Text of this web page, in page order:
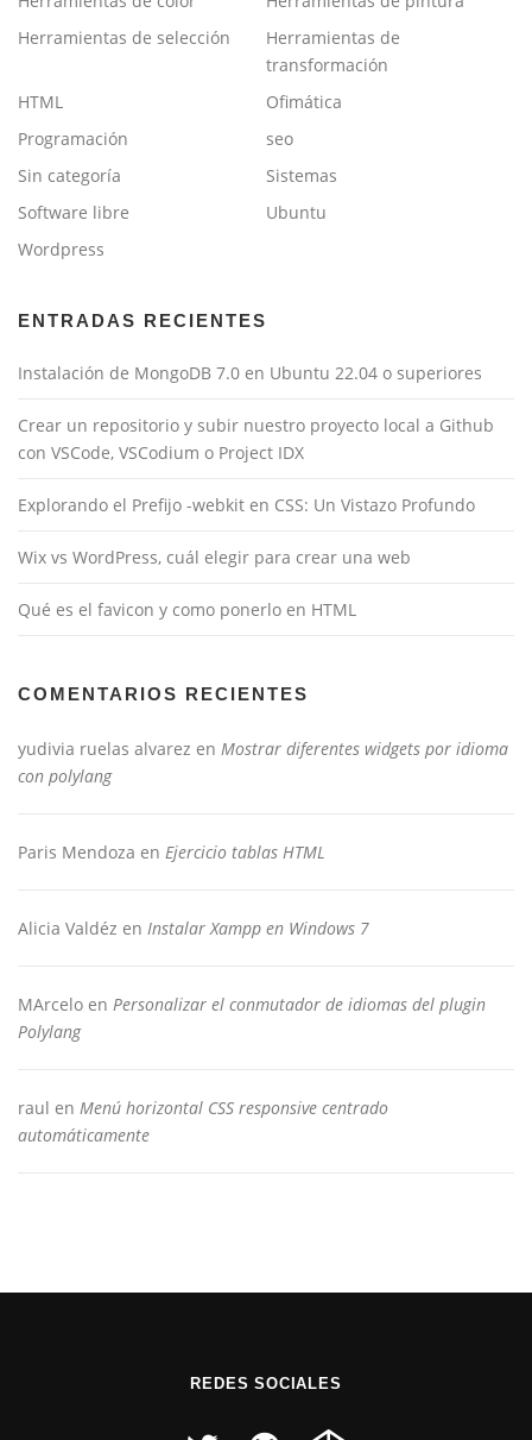
Herramientas de selección
Herramientas de
transformación
HTML
Ofimática
Programación
seo
Sin categoría
Sistemas
Software libre
Ubuntu
Wordpress
ENTRADAS RECIENTES
Instalación de MongoDB 7.0 en Ubuntu 22.04 o superiores
Crear un repositorio y subir nuestro proyecto local a Github
con VSCode, VSCodium o Project IDX
Explorando el Prefijo -webkit en CSS: Un Vistazo Profundo
Wix vs WordPress, cuál elegir para crear una web
Qué es el favicon y como ponerlo en HTML
COMENTARIOS RECIENTES
yudivia ruelas alvarez en Mostrar diferentes widgets por idioma
con polylang
Paris Mendoza en Ejercicio tablas HTML
Alicia Valdéz en Instalar Xampp en Windows 7
MArcelo en Personalizar el conmutador de idiomas del plugin
Polylang
raul en Menú horizontal CSS responsive centrado
automáticamente
REDES SOCIALES